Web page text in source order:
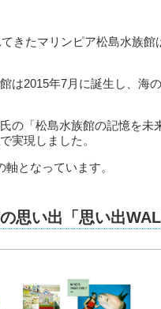
きたマリンピア松島水族館
は2015年7月に誕生し、海
の「松島水族館の記憶を未
実現しました。
となっています。
思い出「思い出